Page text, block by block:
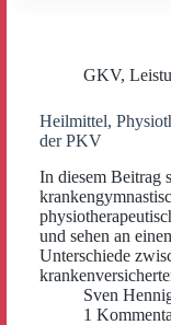
GKV,
Heilmittel,
der PKV
In diesem Beitrag
und sehen an
Unterschiede
Sven
1